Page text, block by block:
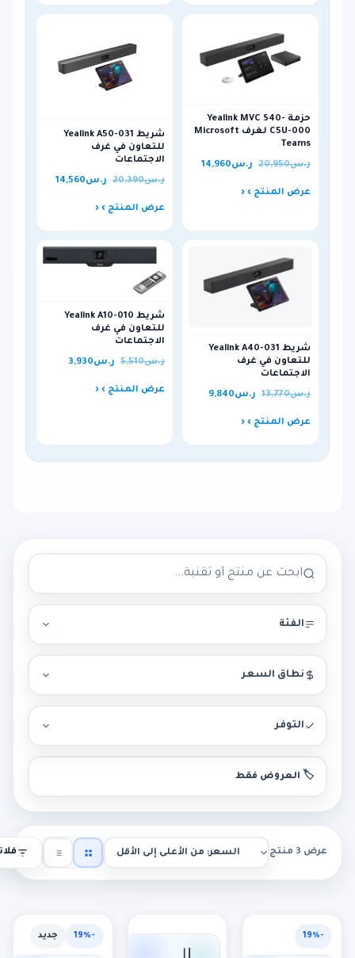
حزمة Yealink MVC S40-
C5U-000 لغرف Microsoft
Teams
ر.س20,950 ر.س14,960
عرض المنتج ›
شريط Yealink A50-031
للتعاون في غرف
الاجتماعات
ر.س20,390 ر.س14,560
عرض المنتج ›
شريط Yealink A40-031
للتعاون في غرف
الاجتماعات
ر.س13,770 ر.س9,840
عرض المنتج ›
شريط Yealink A10-010
للتعاون في غرف
الاجتماعات
ر.س5,510 ر.س3,930
عرض المنتج ›
الفئة
نطاق السعر
التوفر
🏷️ العروض فقط
عرض 3 منتج فلاتر
جديد